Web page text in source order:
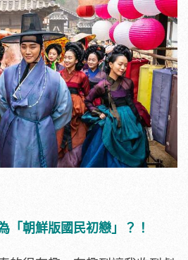
「朝鮮版國民初戀」？！